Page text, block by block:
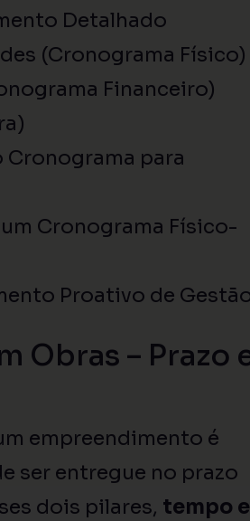
Detalhado
(Cronograma Físico)
Financeiro)
para
Cronograma Físico-
Proativo de
Obras – Prazo
empreendimento é
ser entregue no prazo
dois pilares, tempo e